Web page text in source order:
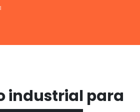
industrial para